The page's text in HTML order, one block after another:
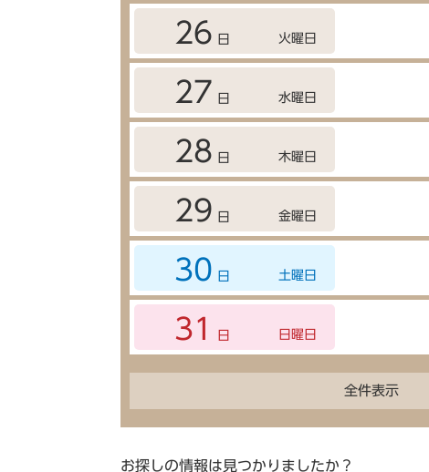
26 日 火曜日
27 日 水曜日
28 日 木曜日
29 日 金曜日
30 日 土曜日
31 日 日曜日
全件表示
お探しの情報は見つかりましたか？